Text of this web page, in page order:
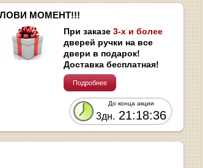
ЛОВИ МОМЕНТ!!!
При заказе 3-х и более
дверей ручки на все
двери в подарок!
Доставка бесплатная!
Подробнее
До конца акции
3дн. 21:18:35